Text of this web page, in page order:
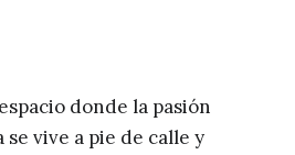
donde la pasión
se vive a pie de calle y